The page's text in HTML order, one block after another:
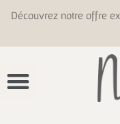
Découvrez notre offre